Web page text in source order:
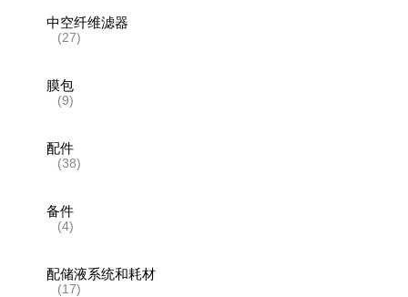
中空纤维滤器
(27)
膜包
(9)
配件
(38)
备件
(4)
配储液系统和耗材
(17)